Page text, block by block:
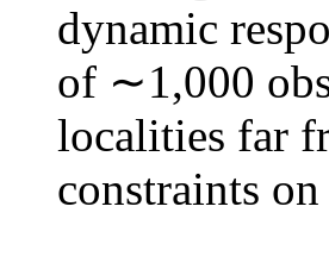
dynamic
of ∼1,000
localities far
constraints